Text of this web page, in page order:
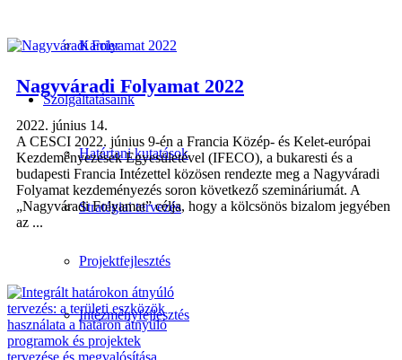
Karrier
Szolgáltatásaink
Határtani kutatások
Stratégiai tervezés
Projektfejlesztés
Intézményfejlesztés
Nagyváradi Folyamat 2022
2022. június 14.
A CESCI 2022. június 9-én a Francia Közép- és Kelet-európai
Kezdeményezések Egyesületével (IFECO), a bukaresti és a
budapesti Francia Intézettel közösen rendezte meg a Nagyváradi
Folyamat kezdeményezés soron következő szemináriumát. A
„Nagyváradi Folyamat” célja, hogy a kölcsönös bizalom jegyében
az ...